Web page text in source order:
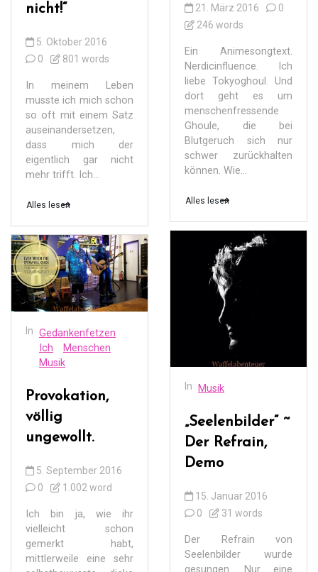
nicht!“
5. Oktober 2016
0
801 words
In meinem Leben
musste ich mich schon
so oft mit einem Satz
auseinandersetzen,
dass mich der
eigentlich gar nicht
mehr trifft. Ich...
Alles lesen
In Gedankenfetzen
Ich
Menschen
Musik
Provokation,
völlig
ungewollt.
5. September 2016
0
1.002 word
Ich bin ja, wie ihr
vielleicht schon
gemerkt habt,
mittlerweile eine sehr
21. März 2016
0
246 words
Ein Animesongtext.
Nerdicinfluence. Ich
liebe Tokyoghoul. Und
dort geht es um
menschenfressende
Ghoule, die bei
Blutgeruch sich nur
schwer zurückhalten
können. Wie...
Alles lesen
In Musik
„Seelenbilder“ ~
Der Refrain,
Demo
15. Januar 2016
0
31 words
Der Refrain von
Seelenbilder wurde
gesungen. Nur eine